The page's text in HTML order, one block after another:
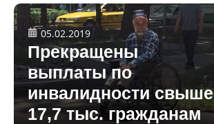
05.02.2019
Прекращены
выплаты по
инвалидности свыше
17,7 тыс. гражданам